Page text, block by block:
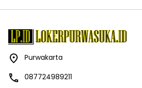
Purwakarta
087724989211